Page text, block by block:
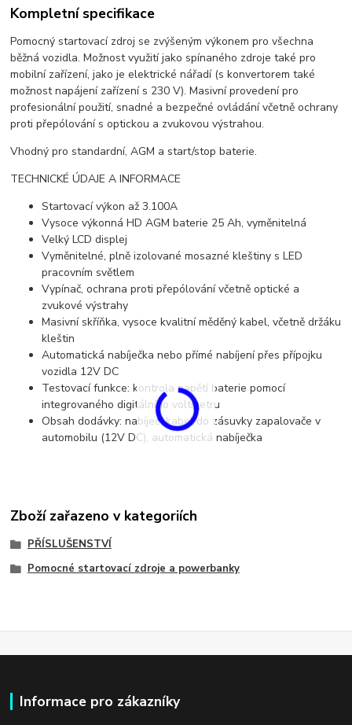
Kompletní specifikace
Pomocný startovací zdroj se zvýšeným výkonem pro všechna
běžná vozidla. Možnost využití jako spínaného zdroje také pro
mobilní zařízení, jako je elektrické nářadí (s konvertorem také
možnost napájení zařízení s 230 V). Masivní provedení pro
profesionální použití, snadné a bezpečné ovládání včetně ochrany
proti přepólování s optickou a zvukovou výstrahou.
Vhodný pro standardní, AGM a start/stop baterie.
TECHNICKÉ ÚDAJE A INFORMACE
Startovací výkon až 3.100A
Vysoce výkonná HD AGM baterie 25 Ah, vyměnitelná
Velký LCD displej
Vyměnitelné, plně izolované mosazné kleštiny s LED
pracovním světlem
Vypínač, ochrana proti přepólování včetně optické a
zvukové výstrahy
Masivní skříňka, vysoce kvalitní měděný kabel, včetně držáku
kleštin
Automatická nabíječka nebo přímé nabíjení přes přípojku
vozidla 12V DC
Testovací funkce: kontrola napětí baterie pomocí
integrovaného digitálního voltmetru
Obsah dodávky: nabíjecí kabel do zásuvky zapalovače v
automobilu (12V DC), automatická nabíječka
Zboží zařazeno v kategoriích
PŘÍSLUŠENSTVÍ
Pomocné startovací zdroje a powerbanky
Informace pro zákazníky